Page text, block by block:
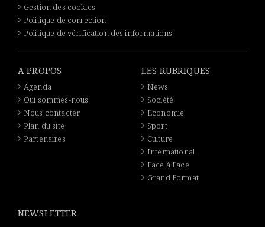
Gestion des cookies
Politique de correction
Politique de vérification des informations
A PROPOS
Agenda
Qui sommes-nous
Nous contacter
Plan du site
Partenaires
LES RUBRIQUES
News
Société
Economie
Sport
Culture
International
Face à Face
Grand Format
NEWSLETTER